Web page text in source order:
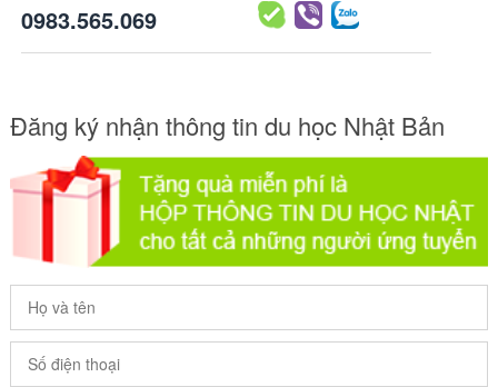
0983.565.069
Đăng ký nhận thông tin du học Nhật Bản